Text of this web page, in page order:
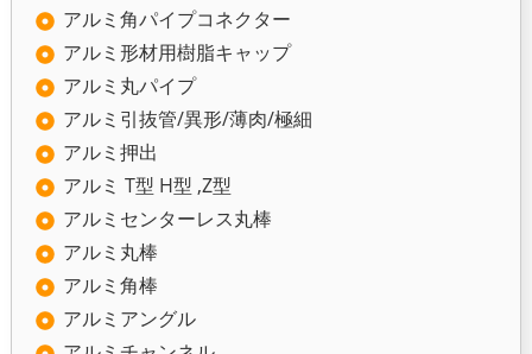
アルミ角パイプコネクター
アルミ形材用樹脂キャップ
アルミ丸パイプ
アルミ引抜管/異形/薄肉/極細
アルミ押出
アルミ T型 H型 ,Z型
アルミセンターレス丸棒
アルミ丸棒
アルミ角棒
アルミアングル